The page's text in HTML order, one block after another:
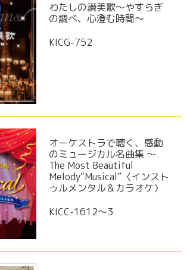
わたしの讃美歌～やすらぎ
の調べ、心澄む時間～
KICG-752
オーケストラで聴く、感動
のミュージカル名曲集 〜
The Most Beautiful
Melody“Musical”〈インスト
ゥルメンタル＆カラオケ〉
KICC-1612～3